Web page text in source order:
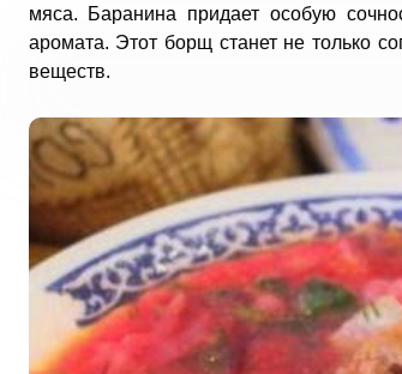
мяса. Баранина придает особую
аромата. Этот борщ станет не только
веществ.